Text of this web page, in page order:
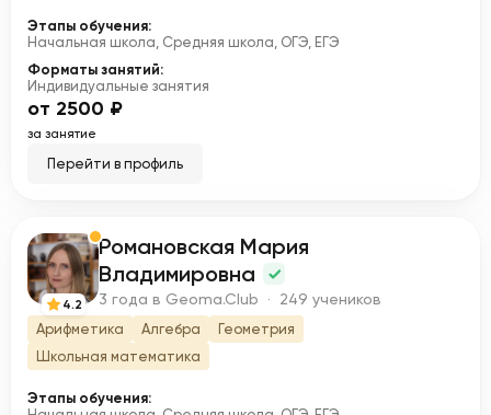
Этапы обучения:
Начальная школа, Средняя школа, ОГЭ, ЕГЭ
Форматы занятий:
Индивидуальные занятия
от 2500 ₽
за занятие
Перейти в профиль
Р
4.2
Романовская Мария
Владимировна
3 года в Geoma.Club · 249 учеников
Арифметика Алгебра
Геометрия
Школьная математика
Этапы обучения: